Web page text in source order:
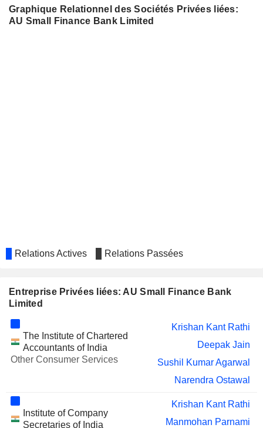
BAJAJ HOUSING FINANCE LIMITED
Atul Patni
INDOSTAR CAPITAL FINANCE
PVR INOX LIMITED Vishal Kashyap Mahadevia
Graphique Relationnel des Sociétés Privées liées:
AU Small Finance Bank Limited
Relations Actives Relations Passées
Entreprise Privées liées: AU Small Finance Bank
Limited
The Institute of Chartered
Accountants of India
Other Consumer Services
Krishan Kant Rathi
Deepak Jain
Sushil Kumar Agarwal
Narendra Ostawal
Institute of Company
Secretaries of India
Krishan Kant Rathi
Manmohan Parnami